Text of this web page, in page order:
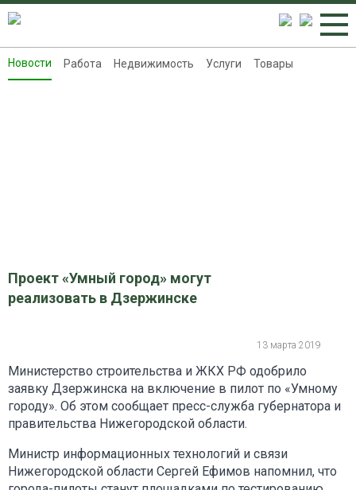
Новости
Новости Работа Недвижимость Услуги Товары
Проект «Умный город» могут
реализовать в Дзержинске
13 марта 2019
Министерство строительства и ЖКХ РФ одобрило
заявку Дзержинска на включение в пилот по «Умному
городу». Об этом сообщает пресс-служба губернатора и
правительства Нижегородской области.
Министр информационных технологий и связи
Нижегородской области Сергей Ефимов напомнил, что